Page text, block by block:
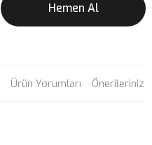
Hemen Al
Ürün Yorumları Önerileriniz